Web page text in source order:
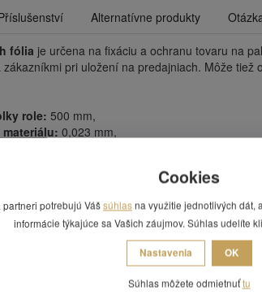
Alternatívne produkty
fólia je určena na fixáciu a ochranu tovaru na
zákazníkmi pri uložení na predajniach. Môže tiež
role: 500 mm,
0,023 mm,
fixáciu a ochranu tovaru na paletách,
a rýchlé použitie s nízkými nákladmi,
chráni proti povetrnostným vplivom,
prípadných škôd počas prepravy,
Cookies
partneri potrebujú Vášsúhlasna využitie jednotlivých dát,
informácie týkajúce sa Vašich záujmov. Súhlas udelíte
Nastavenia OK
Súhlas môžete odmietnuťtu